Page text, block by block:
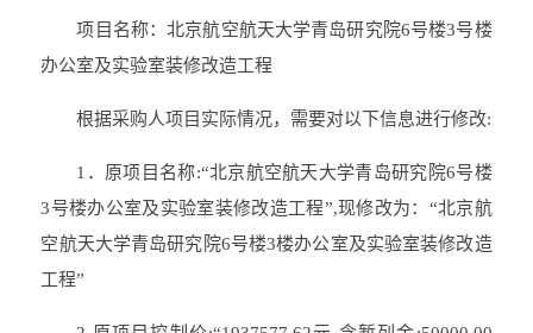
项目名称：北京航空航天大学青岛研究院6号楼3号楼
办公室及实验室装修改造工程
根据采购人项目实际情况，需要对以下信息进行修改:
1．原项目名称:“北京航空航天大学青岛研究院6号楼
3号楼办公室及实验室装修改造工程”,现修改为：“北京航
空航天大学青岛研究院6号楼3楼办公室及实验室装修改造
工程”